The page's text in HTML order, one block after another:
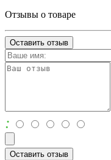
Отзывы о товаре
Оставить отзыв
:
Оставить отзыв